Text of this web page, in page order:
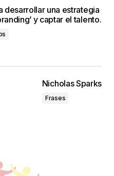
desarrollar una estrategia
y captar el talento.
Nicholas Sparks
Frases